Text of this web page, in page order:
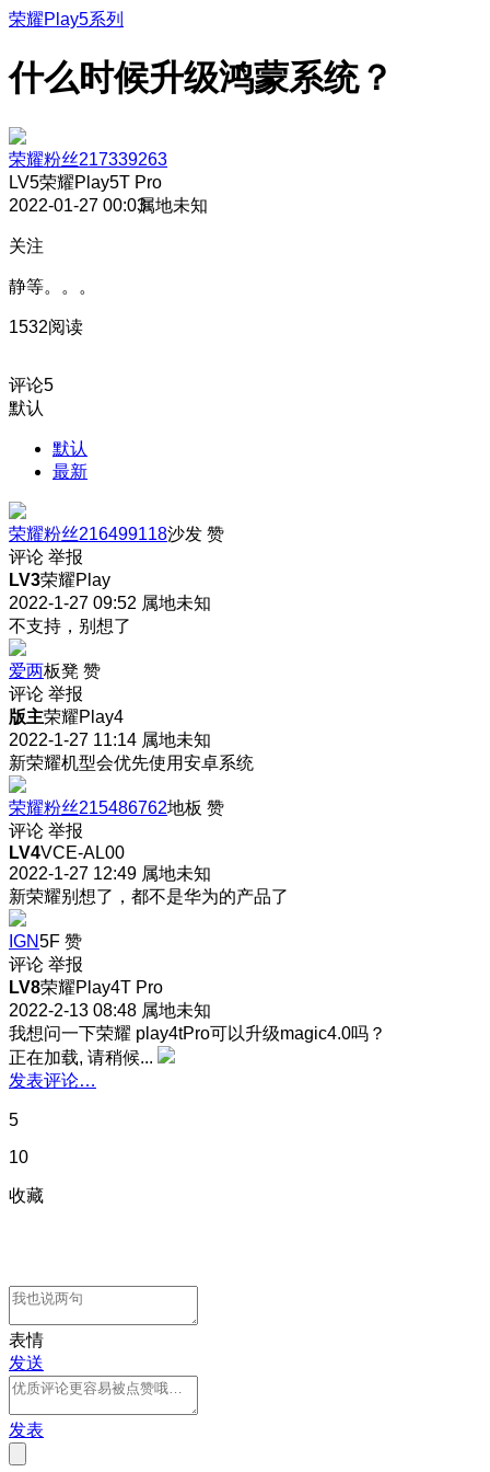
荣耀Play5系列
什么时候升级鸿蒙系统？
荣耀粉丝217339263
LV5荣耀Play5T Pro
2022-01-27 00:03属地未知
关注
静等。。。
1532阅读
评论5
默认
默认
最新
荣耀粉丝216499118沙发 赞
评论 举报
LV3荣耀Play
2022-1-27 09:52 属地未知
不支持，别想了
爱两板凳 赞
评论 举报
版主荣耀Play4
2022-1-27 11:14 属地未知
新荣耀机型会优先使用安卓系统
荣耀粉丝215486762地板 赞
评论 举报
LV4VCE-AL00
2022-1-27 12:49 属地未知
新荣耀别想了，都不是华为的产品了
IGN5F 赞
评论 举报
LV8荣耀Play4T Pro
2022-2-13 08:48 属地未知
我想问一下荣耀 play4tPro可以升级magic4.0吗？
正在加载, 请稍候...
发表评论…
5
10
收藏
表情
发送
发表